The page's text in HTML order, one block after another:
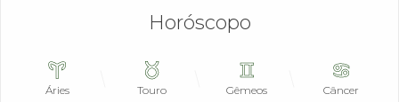
Horóscopo
Áries Touro Gêmeos Câncer